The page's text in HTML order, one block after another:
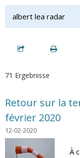
71 Ergebnisse
Retour sur la
février 2020
12-02-2020
À